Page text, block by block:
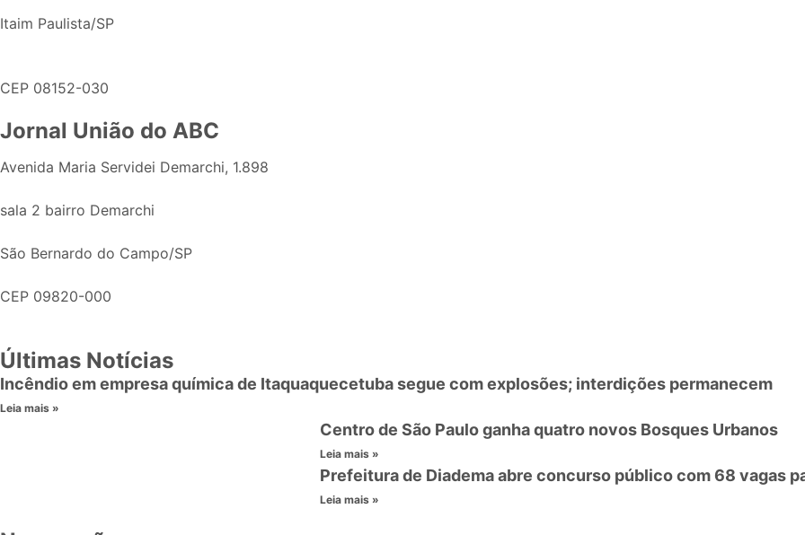
Itaim Paulista/SP
CEP 08152-030
Jornal União do ABC
Avenida Maria Servidei Demarchi, 1.898
sala 2 bairro Demarchi
São Bernardo do Campo/SP
CEP 09820-000
Últimas Notícias
Incêndio em empresa química de Itaquaquecetuba segue com explosões; interdições permanecem
Leia mais »
Centro de São Paulo ganha quatro novos Bosques Urbanos
Leia mais »
Prefeitura de Diadema abre concurso público com 68 vagas
Leia mais »